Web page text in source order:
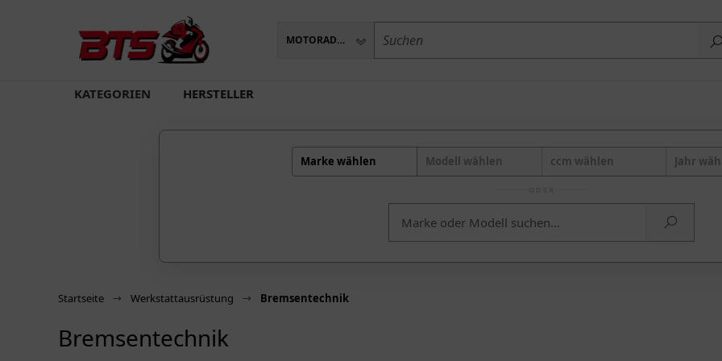
MOTORADTEILE
KATEGORIEN HERSTELLER
Marke wählen Modell wählen ccm wählen Jahr
Startseite Werkstattausrüstung Bremsentechnik
Bremsentechnik